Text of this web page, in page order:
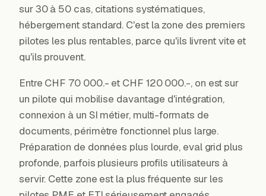
sur 30 à 50 cas, citations systématiques,
hébergement standard. C'est la zone des premiers
pilotes les plus rentables, parce qu'ils livrent vite et
qu'ils prouvent.
Entre CHF 70 000.- et CHF 120 000.-, on est sur
un pilote qui mobilise davantage d'intégration,
connexion à un SI métier, multi-formats de
documents, périmètre fonctionnel plus large.
Préparation de données plus lourde, eval grid plus
profonde, parfois plusieurs profils utilisateurs à
servir. Cette zone est la plus fréquente sur les